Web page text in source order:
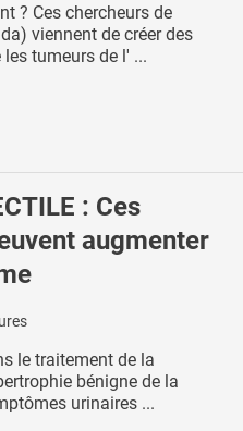
? Ces chercheurs de
viennent de créer des
tumeurs de l' ...
: Ces
augmenter
le traitement de la
bénigne de la
urinaires ...